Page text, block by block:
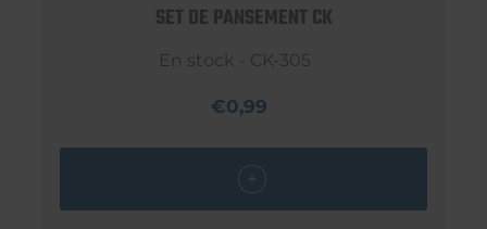
SET DE PANSEMENT CK
En stock - CK-305
€0,99